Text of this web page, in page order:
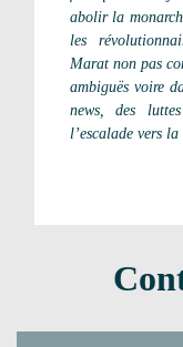
abolir la
les
Marat non pas
ambiguës voire
news, des
l’escalade vers la